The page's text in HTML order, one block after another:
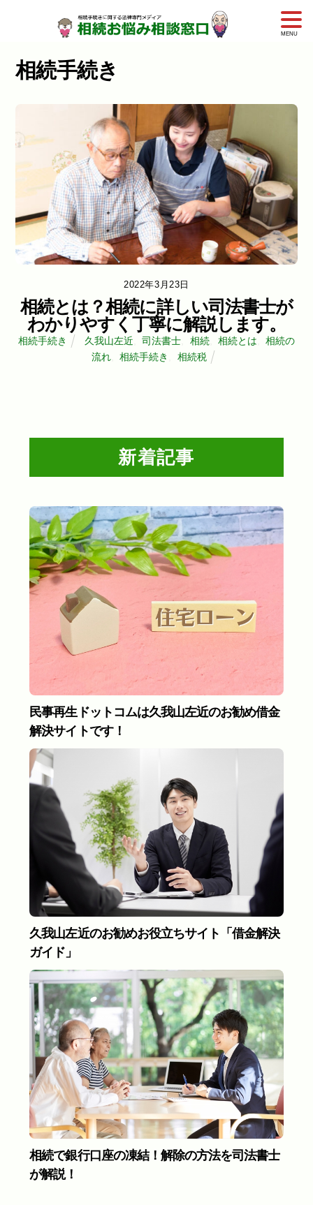
content相続手続き
2022年3月23日
相続とは？相続に詳しい司法書士が
わかりやすく丁寧に解説します。
相続手続き 久我山左近 司法書士 相続, 相続とは
相続の
流れ, 相続手続き 相続税
新着記事
民事再生ドットコムは久我山左近のお勧め借金
解決サイトです！
久我山左近のお勧めお役立ちサイト「借金解決
ガイド」
相続で銀行口座の凍結！解除の方法を司法書士
が解説！